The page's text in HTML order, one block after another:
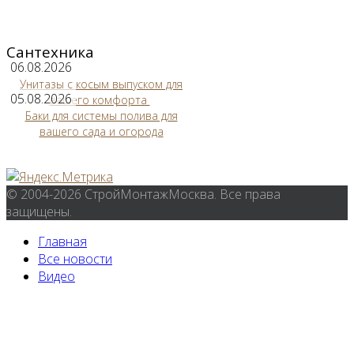
Сантехника
06.08.2026
Унитазы с косым выпуском для
вашего комфорта
05.08.2026
Баки для системы полива для
вашего сада и огорода
© 2004-2026 СтройМонтажМосква. Все права
защищены.
Главная
Все новости
Видео